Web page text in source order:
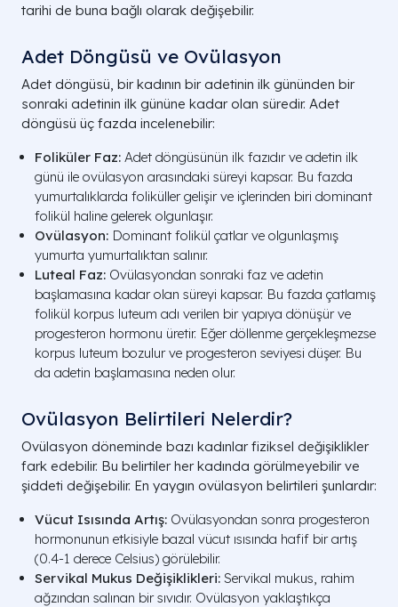
tarihi de buna bağlı olarak değişebilir.
Adet Döngüsü ve Ovülasyon
Adet döngüsü, bir kadının bir adetinin ilk gününden bir
sonraki adetinin ilk gününe kadar olan süredir. Adet
döngüsü üç fazda incelenebilir:
Foliküler Faz: Adet döngüsünün ilk fazıdır ve adetin ilk
günü ile ovülasyon arasındaki süreyi kapsar. Bu fazda
yumurtalıklarda foliküller gelişir ve içlerinden biri dominant
folikül haline gelerek olgunlaşır.
Ovülasyon: Dominant folikül çatlar ve olgunlaşmış
yumurta yumurtalıktan salınır.
Luteal Faz: Ovülasyondan sonraki faz ve adetin
başlamasına kadar olan süreyi kapsar. Bu fazda çatlamış
folikül korpus luteum adı verilen bir yapıya dönüşür ve
progesteron hormonu üretir. Eğer döllenme gerçekleşmezse
korpus luteum bozulur ve progesteron seviyesi düşer. Bu
da adetin başlamasına neden olur.
Ovülasyon Belirtileri Nelerdir?
Ovülasyon döneminde bazı kadınlar fiziksel değişiklikler
fark edebilir. Bu belirtiler her kadında görülmeyebilir ve
şiddeti değişebilir. En yaygın ovülasyon belirtileri şunlardır:
Vücut Isısında Artış: Ovülasyondan sonra progesteron
hormonunun etkisiyle bazal vücut ısısında hafif bir artış
(0.4-1 derece Celsius) görülebilir.
Servikal Mukus Değişiklikleri: Servikal mukus, rahim
ağzından salınan bir sıvıdır. Ovülasyon yaklaştıkça